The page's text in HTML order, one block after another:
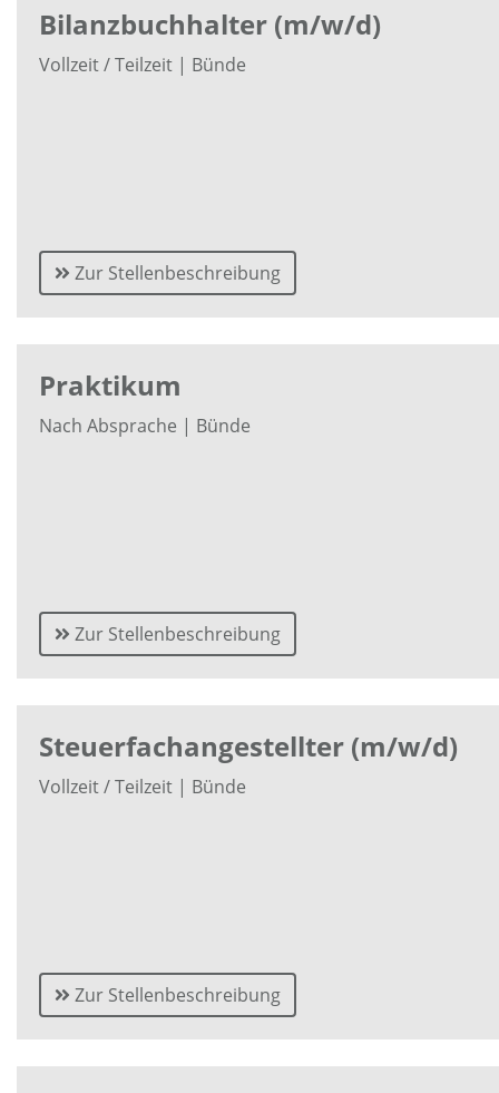
Bilanzbuchhalter (m/w/d)
Vollzeit / Teilzeit | Bünde
Zur Stellenbeschreibung
Praktikum
Nach Absprache | Bünde
Zur Stellenbeschreibung
Steuerfachangestellter (m/w/d)
Vollzeit / Teilzeit | Bünde
Zur Stellenbeschreibung